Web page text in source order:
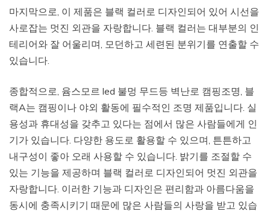
마지막으로, 이 제품은 블랙 컬러로 디자인되어 있어 시선을
사로잡는 멋진 외관을 자랑합니다. 블랙 컬러는 대부분의 인
테리어와 잘 어울리며, 모던하고 세련된 분위기를 연출할 수
있습니다.
종합적으로, 윰스모르 led 불멍 무드등 벽난로 캠핑조명, 블
랙A는 캠핑이나 야외 활동에 필수적인 조명 제품입니다. 실
용성과 휴대성을 갖추고 있다는 점에서 많은 사람들에게 인
기가 있습니다. 다양한 용도로 활용할 수 있으며, 튼튼하고
내구성이 좋아 오래 사용할 수 있습니다. 밝기를 조절할 수
있는 기능을 제공하며 블랙 컬러로 디자인되어 멋진 외관을
자랑합니다. 이러한 기능과 디자인은 편리함과 아름다움을
동시에 충족시키기 때문에 많은 사람들의 사랑을 받고 있습